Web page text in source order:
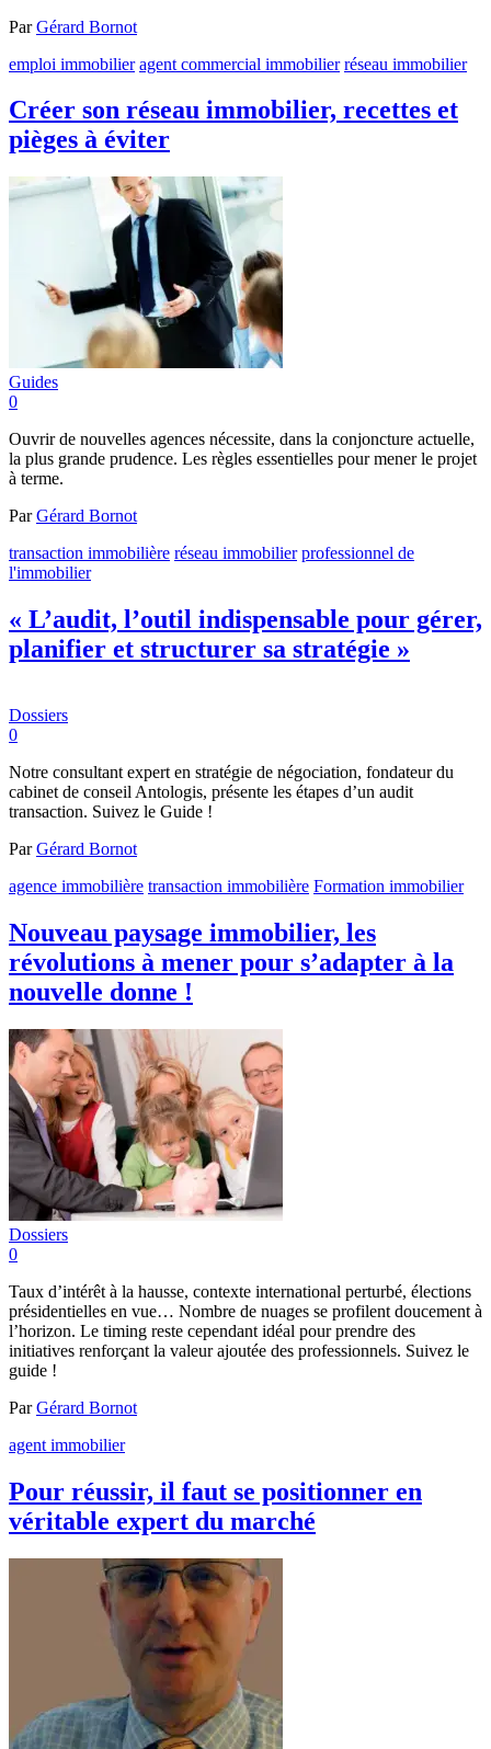
ParGérard Bornot
emploi immobilier agent commercial immobilier réseau immobilier
Créer son réseau immobilier, recettes et
pièges à éviter
Guides
0
Ouvrir de nouvelles agences nécessite, dans la conjoncture actuelle,
la plus grande prudence. Les règles essentielles pour mener le projet
à terme.
ParGérard Bornot
transaction immobilière réseau immobilier professionnel de
l'immobilier
« L’audit, l’outil indispensable pour gérer,
planifier et structurer sa stratégie »
Dossiers
0
Notre consultant expert en stratégie de négociation, fondateur du
cabinet de conseil Antologis, présente les étapes d’un audit
transaction. Suivez le Guide !
ParGérard Bornot
agence immobilière transaction immobilière Formation immobilier
Nouveau paysage immobilier, les
révolutions à mener pour s’adapter à la
nouvelle donne !
Dossiers
0
Taux d’intérêt à la hausse, contexte international perturbé, élections
présidentielles en vue… Nombre de nuages se profilent doucement à
l’horizon. Le timing reste cependant idéal pour prendre des
initiatives renforçant la valeur ajoutée des professionnels. Suivez le
guide !
ParGérard Bornot
agent immobilier
Pour réussir, il faut se positionner en
véritable expert du marché